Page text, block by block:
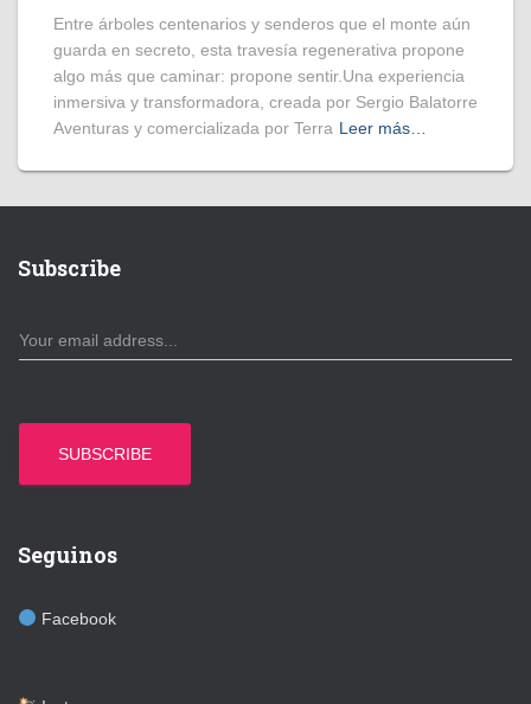
Entre árboles centenarios y senderos que el monte aún
guarda en secreto, esta travesía regenerativa propone
algo más que caminar: propone sentir.Una experiencia
inmersiva y transformadora, creada por Sergio Balatorre
Aventuras y comercializada por Terra Leer más…
Subscribe
SUBSCRIBE
Seguinos
Facebook